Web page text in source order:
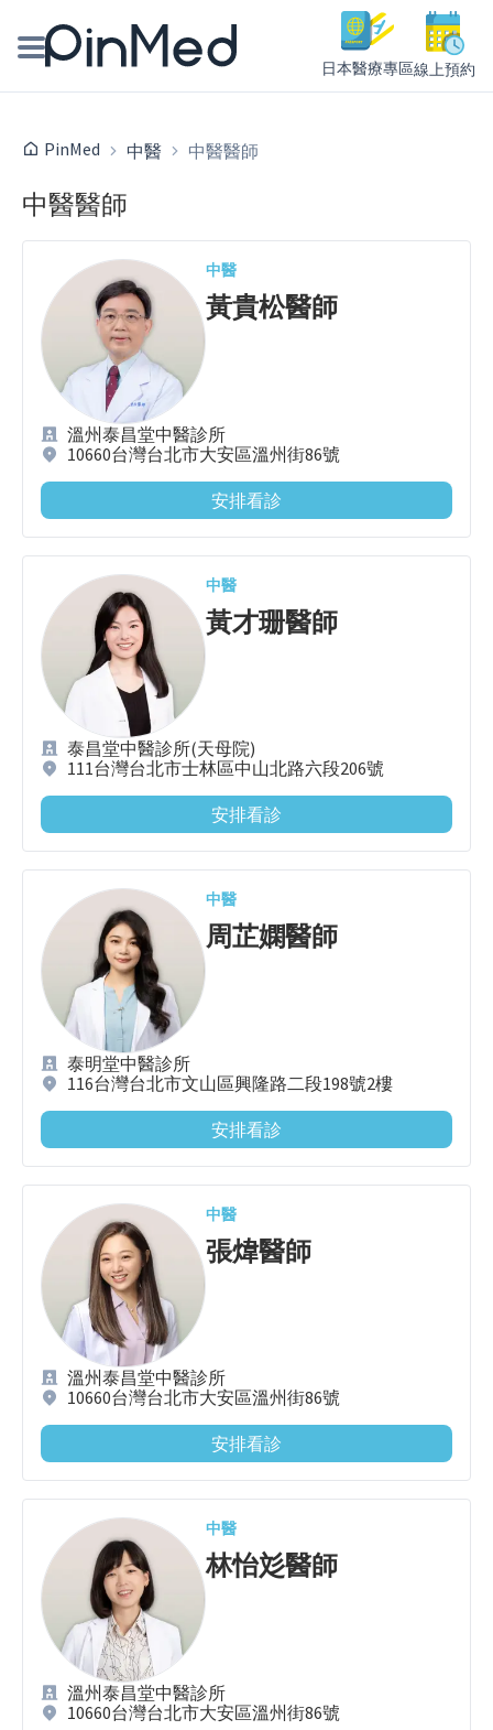
日本醫療專區線上預約
我是醫療人員
PinMed 中醫 中醫醫師
中醫醫師
中醫
黃貴松醫師
溫州泰昌堂中醫診所
10660台灣台北市大安區溫州街86號
安排看診
中醫
黃才珊醫師
泰昌堂中醫診所(天母院)
111台灣台北市士林區中山北路六段206號
安排看診
中醫
周芷嫻醫師
泰明堂中醫診所
116台灣台北市文山區興隆路二段198號2樓
安排看診
中醫
張煒醫師
溫州泰昌堂中醫診所
10660台灣台北市大安區溫州街86號
安排看診
中醫
林怡彣醫師
溫州泰昌堂中醫診所
10660台灣台北市大安區溫州街86號